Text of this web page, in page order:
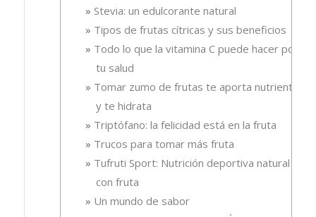
Stevia: un edulcorante natural
Tipos de frutas cítricas y sus beneficios
Todo lo que la vitamina C puede hacer por
tu salud
Tomar zumo de frutas te aporta nutrientes
y te hidrata
Triptófano: la felicidad está en la fruta
Trucos para tomar más fruta
Tufruti Sport: Nutrición deportiva natural
con fruta
Un mundo de sabor